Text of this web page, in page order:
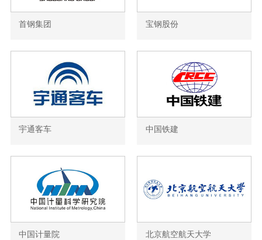
首钢集团 宝钢股份
宇通客车 中国铁建
中国计量院 北京航空航天大学